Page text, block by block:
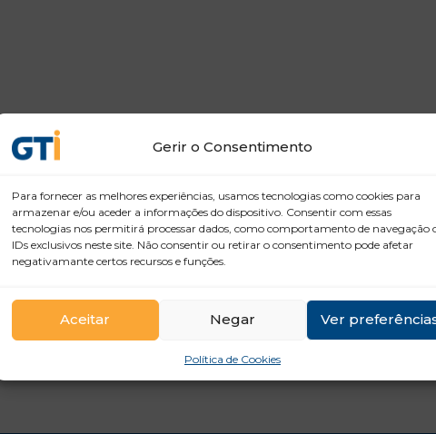
Gerir o Consentimento
Para fornecer as melhores experiências, usamos tecnologias como cookies para
armazenar e/ou aceder a informações do dispositivo. Consentir com essas
tecnologias nos permitirá processar dados, como comportamento de navegação
IDs exclusivos neste site. Não consentir ou retirar o consentimento pode afetar
negativamante certos recursos e funções.
Aceitar Negar Ver
Política de Cookies